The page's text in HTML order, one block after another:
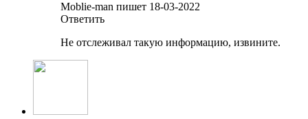
Moblie-man пишет 18-03-2022
Ответить
Не отслеживал такую информацию, извините.